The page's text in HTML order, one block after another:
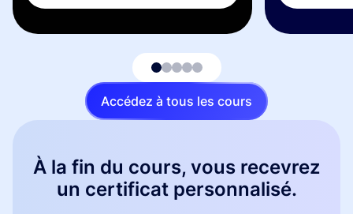
À la fin du cours, vous recevrez
un certificat personnalisé.
Accédez à tous les cours